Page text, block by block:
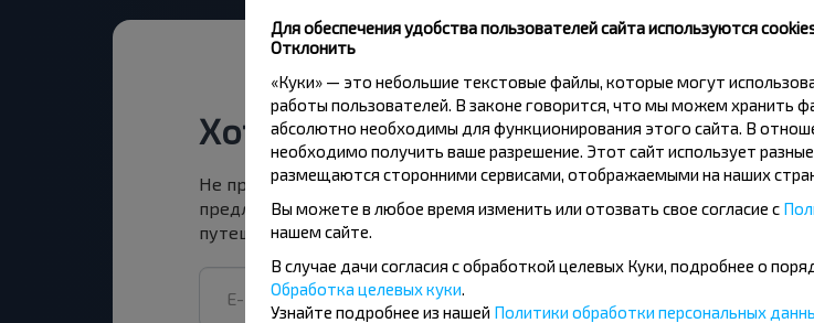
Хотите путешествовать дешевле?
Не пропусти специальные акции, скидки и другие интересные
предложения INFOBUS. Подпишись на получение новостей и
путешествуй с нами дешевле!
Для обеспечения удобства пользователей сайта используются
Отклонить
«Куки» — это небольшие текстовые файлы, которые могут
работы пользователей. В законе говорится, что мы можем хранить
абсолютно необходимы для функционирования этого сайта. В
необходимо получить ваше разрешение. Этот сайт использует
размещаются сторонними сервисами, отображаемыми на наших
Вы можете в любое время изменить или отозвать свое согласие с
нашем сайте.
В случае дачи согласия с обработкой целевых Куки, подробнее о
Обработка целевых куки
Узнайте подробнее из нашей Политики обработки персональных